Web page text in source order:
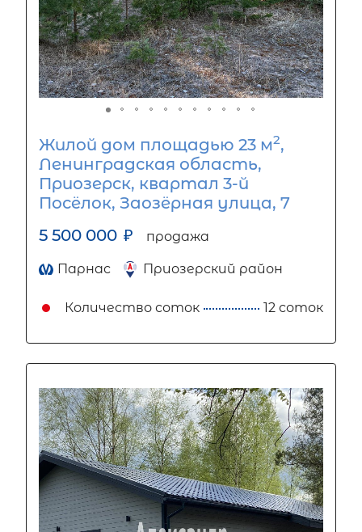
Жилой дом площадью 23 м2,
Ленинградская область,
Приозерск, квартал 3-й
Посёлок, Заозёрная улица, 7
5 500 000 ₽ продажа
Парнас Приозерский район
Количество соток 12 соток